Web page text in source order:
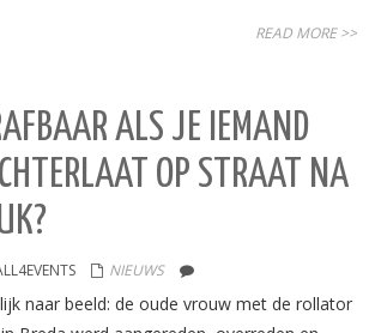
READ MORE >>
ALS JE IEMAND
OP STRAAT NA
NIEUWS
naar beeld: de oude vrouw met de rollator